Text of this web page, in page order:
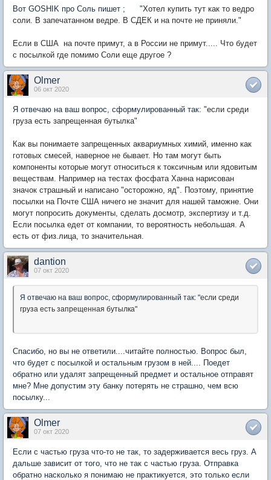
Вот GOSHIK про Соль пишет ; "Хотел купить тут как то ведро
соли. В запечатанном ведре. В СДЕК и на почте не приняли."
Если в США на почте примут, а в России не примут..... Что будет
с посылкой где помимо Соли еще другое ?
Olmer
06 окт 2020
Я отвечаю на ваш вопрос, сформулированный так: "если среди
груза есть запрещенная бутылка"
Как вы понимаете запрещенных аквариумных химий, именно как
готовых смесей, наверное не бывает. Но там могут быть
компоненты которые могут относиться к токсичным или ядовитым
веществам. Например на тестах фосфата Ханна нарисован
значок страшный и написано "осторожно, яд". Поэтому, принятие
посылки на Почте США ничего не значит для нашей таможне. Они
могут попросить документы, сделать досмотр, экспертизу и т.д.
Если посылка едет от компании, то вероятность небольшая. А
есть от физ.лица, то значительная.
dantion
07 окт 2020
Я отвечаю на ваш вопрос, сформулированный так: "если среди
груза есть запрещенная бутылка"
Спасибо, но вы не ответили....читайте полностью. Вопрос был,
что будет с посылкой и остальным грузом в ней.... Поедет
обратно или удалят запрещенный предмет и остальное отправят
мне? Мне допустим эту банку потерять не страшно, чем всю
посылку...
Olmer
07 окт 2020
Если с частью груза что-то не так, то задерживается весь груз. А
дальше зависит от того, что не так с частью груза. Отправка
обратно насколько я понимаю не практикуется, это только если